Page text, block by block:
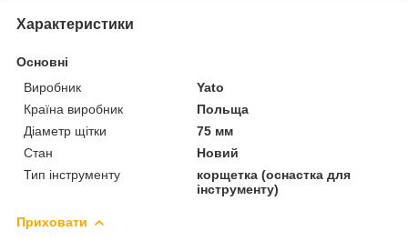
Характеристики
Основні
Виробник
Yato
Країна виробник
Польща
Діаметр щітки
75 мм
Стан
Новий
Тип інструменту
корщетка (оснастка для
інструменту)
Приховати